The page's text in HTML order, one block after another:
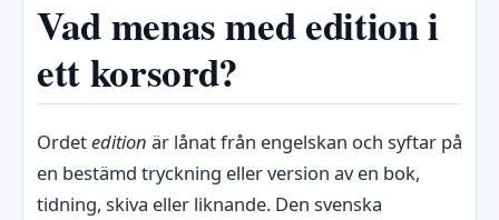
Vad menas med edition i
ett korsord?
Ordetedition är lånat från engelskan och syftar på
en bestämd tryckning eller version av en bok,
tidning, skiva eller liknande. Den svenska